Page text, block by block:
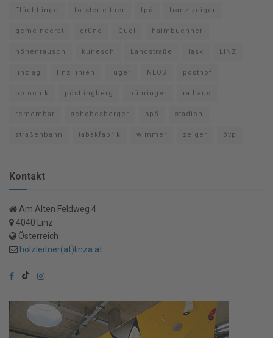
Flüchtlinge forsterleitner fpö franz zeiger
gemeinderat grüne Gugl haimbuchner
höhenrausch kunesch Landstraße lask LINZ
linz ag linz linien luger NEOS posthof
potocnik pöstlingberg pühringer rathaus
remembar schobesberger spö stadion
straßenbahn tabakfabrik wimmer zeiger övp
Kontakt
Am Alten Feldweg 4
4040 Linz
Österreich
holzleitner(at)linza.at